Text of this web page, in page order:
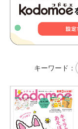
キーワード：